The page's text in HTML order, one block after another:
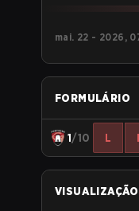
mai. 22 - 2026,
FORMULÁRIO
1/10 L